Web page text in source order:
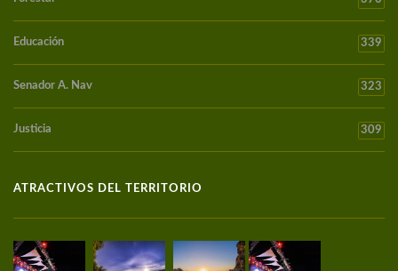
Educación 339
Senador A. Nav 323
Justicia 309
ATRACTIVOS DEL TERRITORIO